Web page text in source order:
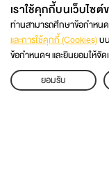
ติด
เราใช้คุกกี้บนเว็บไซต์
ท่านสามารถศึกษาข้อกำหนด
และการใช้คุกกี้ (Cookies)บ
ข้อกำหนดฯ และยินยอมให้จั
ยอมรับ